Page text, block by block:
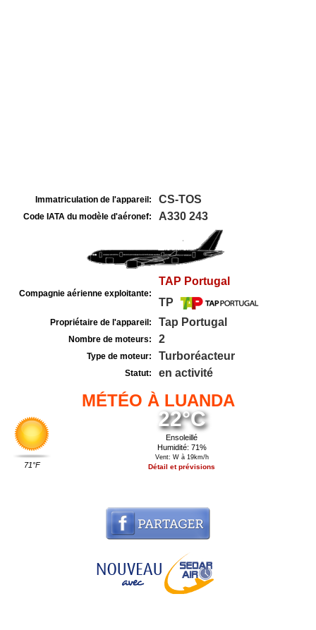
Immatriculation de l'appareil: CS-TOS
Code IATA du modèle d'aéronef: A330 243
Compagnie aérienne exploitante:
TAP Portugal
TP
Propriétaire de l'appareil: Tap Portugal
Nombre de moteurs: 2
Type de moteur: Turboréacteur
Statut: en activité
MÉTÉO À LUANDA
71°F
22°C
Ensoleillé
Humidité: 71%
Vent: W à 19km/h
Détail et prévisions